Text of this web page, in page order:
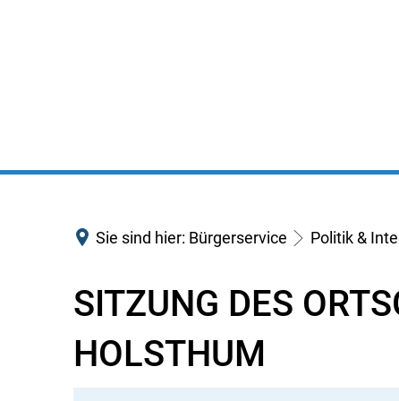
Sie sind hier: Bürgerservice Politik &
SITZUNG DES
HOLSTHUM